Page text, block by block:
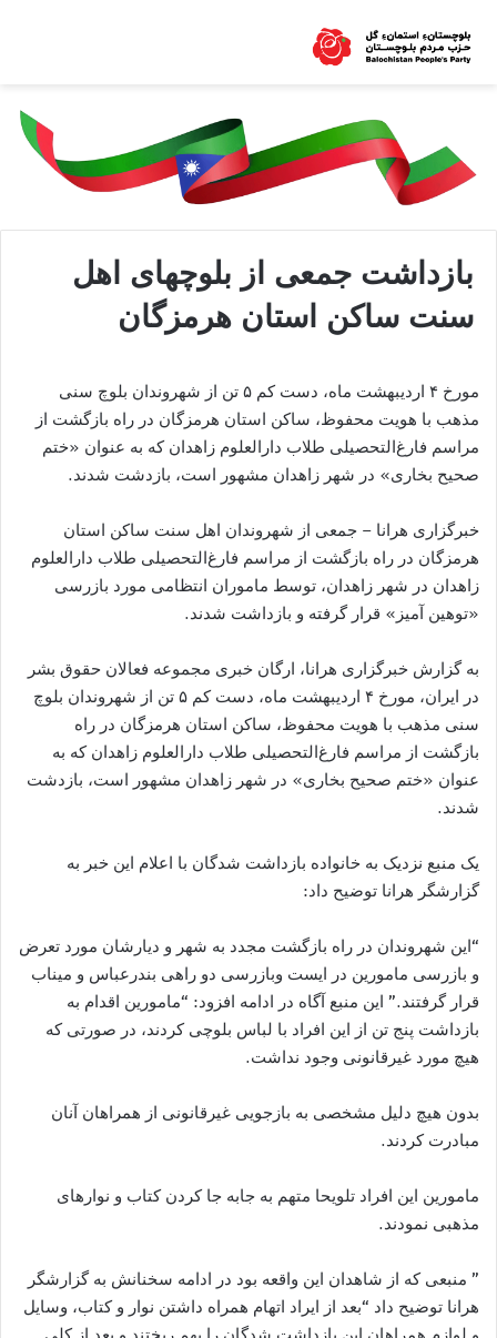
بازداشت جمعی از بلوچهای اهل
سنت ساکن استان هرمزگان
مورخ ۴ اردیبهشت ماه، دست کم ۵ تن از شهروندان بلوچ سنی
مذهب با هویت محفوظ، ساکن استان هرمزگان در راه بازگشت از
مراسم فارغ‌التحصیلی طلاب دارالعلوم زاهدان که به عنوان «ختم
صحیح بخاری» در شهر زاهدان مشهور است، بازدشت شدند.
خبرگزاری هرانا – جمعی از شهروندان اهل سنت ساکن استان
هرمزگان در راه بازگشت از مراسم فارغ‌التحصیلی طلاب دارالعلوم
زاهدان در شهر زاهدان، توسط ماموران انتظامی مورد بازرسی
«توهین آمیز» قرار گرفته و بازداشت شدند.
به گزارش خبرگزاری هرانا، ارگان خبری مجموعه فعالان حقوق بشر
در ایران، مورخ ۴ اردیبهشت ماه، دست کم ۵ تن از شهروندان بلوچ
سنی مذهب با هویت محفوظ، ساکن استان هرمزگان در راه
بازگشت از مراسم فارغ‌التحصیلی طلاب دارالعلوم زاهدان که به
عنوان «ختم صحیح بخاری» در شهر زاهدان مشهور است، بازدشت
شدند.
یک منبع نزدیک به خانواده بازداشت شدگان با اعلام این خبر به
گزارشگر هرانا توضیح داد:
“این شهروندان در راه بازگشت مجدد به شهر و دیارشان مورد تعرض
و بازرسی مامورین در ایست وبازرسی دو راهی بندرعباس و میناب
قرار گرفتند.” این منبع آگاه در ادامه افزود: “مامورین اقدام به
بازداشت پنج تن از این افراد با لباس بلوچی کردند، در صورتی که
هیچ مورد غیرقانونی وجود نداشت.
بدون هیچ دلیل مشخصی به بازجویی غیرقانونی از همراهان آنان
مبادرت کردند.
مامورین این افراد تلویحا متهم به جابه جا کردن کتاب و نوارهای
مذهبی نمودند.
” منبعی که از شاهدان این واقعه بود در ادامه سخنانش به گزارشگر
هرانا توضیح داد “بعد از ایراد اتهام همراه داشتن نوار و کتاب، وسایل